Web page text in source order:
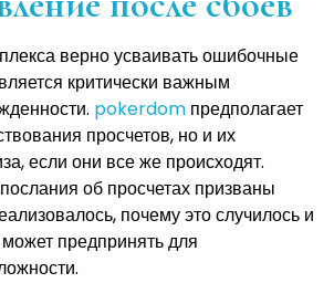
верно усваивать ошибочные
критически важным
pokerdom предполагает
просчетов, но и их
если они все же происходят.
об просчетах призваны
почему это случилось и
предпринять для